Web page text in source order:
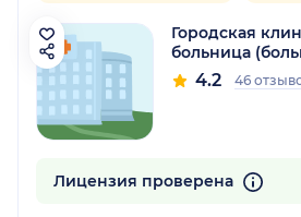
Городская
больница
4.2 46
Лицензия проверена